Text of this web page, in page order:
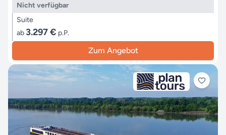
Nicht verfügbar
Suite
ab 3.297 € p.P.
Zum Angebot